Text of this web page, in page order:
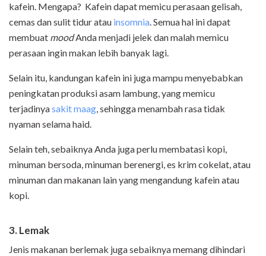
kafein. Mengapa? Kafein dapat memicu perasaan gelisah,
cemas dan sulit tidur atau insomnia. Semua hal ini dapat
membuat moodAnda menjadi jelek dan malah memicu
perasaan ingin makan lebih banyak lagi.
Selain itu, kandungan kafein ini juga mampu menyebabkan
peningkatan produksi asam lambung, yang memicu
terjadinyasakit maag, sehingga menambah rasa tidak
nyaman selama haid.
Selain teh, sebaiknya Anda juga perlu membatasi kopi,
minuman bersoda, minuman berenergi, es krim cokelat, atau
minuman dan makanan lain yang mengandung kafein atau
kopi.
3. Lemak
Jenis makanan berlemak juga sebaiknya memang dihindari